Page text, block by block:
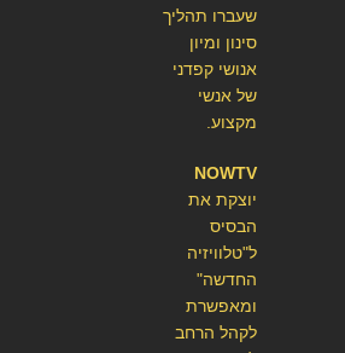
שעברו תהליך
סינון ומיון
אנושי קפדני
של אנשי
מקצוע.
NOWTV
יוצקת את
הבסיס
ל"טלוויזיה
החדשה"
ומאפשרת
לקהל הרחב